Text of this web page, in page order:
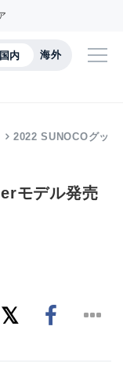
国内 海外
2022 SUNOCOグッ
モデル発売